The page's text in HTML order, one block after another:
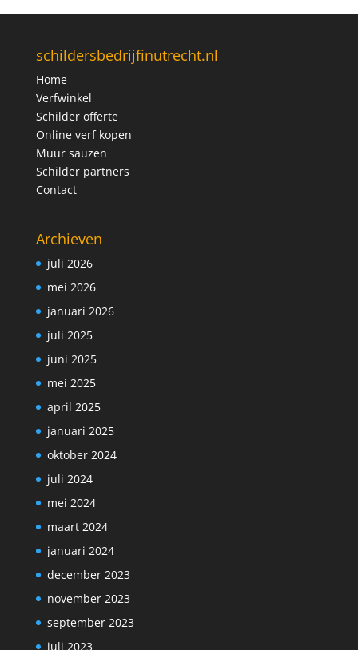
schildersbedrijfinutrecht.nl
Home
Verfwinkel
Schilder offerte
Online verf kopen
Muur sauzen
Schilder partners
Contact
Archieven
juli 2026
mei 2026
januari 2026
juli 2025
juni 2025
mei 2025
april 2025
januari 2025
oktober 2024
juli 2024
mei 2024
maart 2024
januari 2024
december 2023
november 2023
september 2023
juli 2023